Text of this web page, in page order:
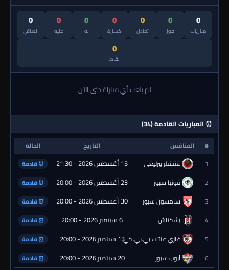
0
مباريات
0
فوز
0
تعادل
0
خسارة
0
له
0
عليه
0
الصافي
0
نقاط
لم يلعب أي مباراة حتى الآن
⏰ المباريات القادمة (34)
# المنافس التاريخ
الحالة
1
غنتشلر بيرليغي 15 أغسطس 2026 - 21:30 ⏰ قادمة
2 قونيا سبور 23 أغسطس 2026 - 20:00 ⏰ قادمة
3 سامسون سبور 30 أغسطس 2026 - 20:00 ⏰ قادمة
4 بشكتاش 6 سبتمبر 2026 - 20:00 ⏰ قادمة
5 غازي عنتاب بي.بي.كي.13 سبتمبر 2026 - 20:00 ⏰ قادمة
6 أيوب سبور 20 سبتمبر 2026 - 20:00 ⏰ قادمة